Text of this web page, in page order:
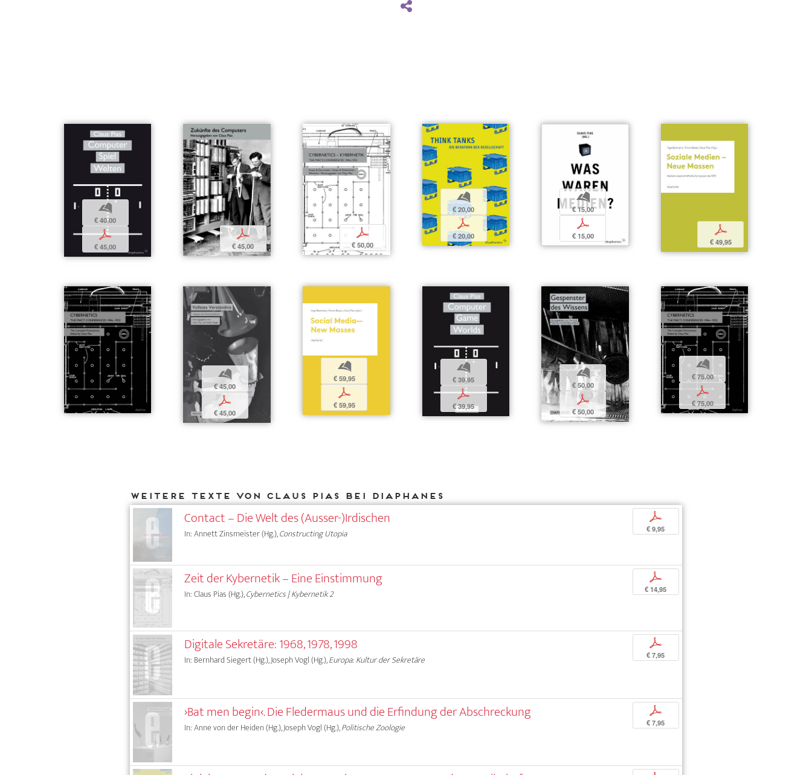
b
€ 40,00
p
€ 45,00
p
€ 45,00
p
€ 50,00
b
€ 20,00
p
€ 20,00
b
€ 15,00
p
€ 15,00 p
€ 49,95
b
€ 45,00
p
€ 45,00
b
€ 59,95
p
€ 59,95
b
€ 39,95
p
€ 39,95
b
€ 50,00
p
€ 50,00
b
€ 75,00
p
€ 75,00
Weitere Texte von Claus Pias bei DIAPHANES
Contact – Die Welt des (Ausser-)Irdischen
In: Annett Zinsmeister (Hg.),Constructing Utopia
p
€ 9,95
Zeit der Kybernetik – Eine Einstimmung
In: Claus Pias (Hg.),Cybernetics | Kybernetik 2
p
€ 14,95
Digitale Sekretäre: 1968, 1978, 1998
In: Bernhard Siegert (Hg.), Joseph Vogl (Hg.),Europa: Kultur der Sekretäre
p
€ 7,95
›Bat men begin‹. Die Fledermaus und die Erfindung der Abschreckung
In: Anne von der Heiden (Hg.), Joseph Vogl (Hg.),Politische Zoologie
p
€ 7,95